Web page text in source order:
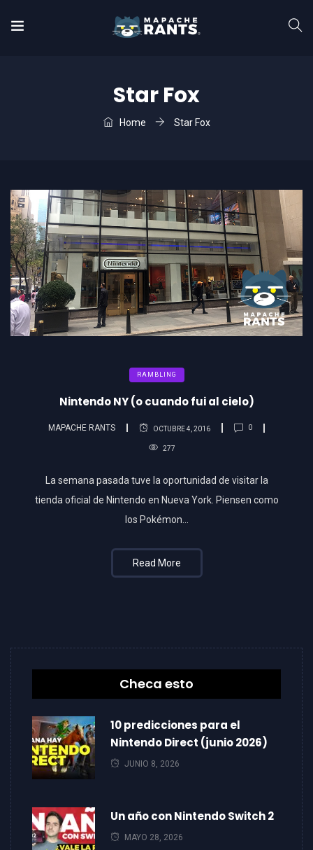
Star Fox
Home Star Fox
RAMBLING
Nintendo NY (o cuando fui al cielo)
MAPACHE RANTS OCTUBRE 4, 2016 0
277
La semana pasada tuve la oportunidad de visitar la
tienda oficial de Nintendo en Nueva York. Piensen como
los Pokémon...
Read More
Checa esto
10 predicciones para el
Nintendo Direct (junio 2026)
JUNIO 8, 2026
Un año con Nintendo Switch 2
MAYO 28, 2026